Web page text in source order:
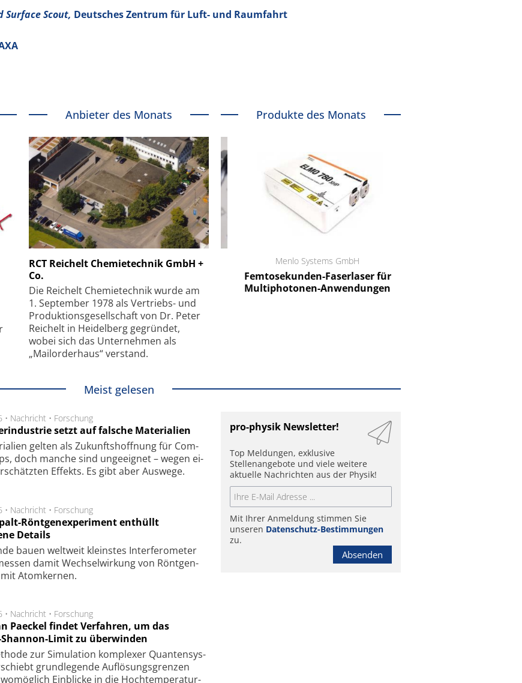
Surface Scout, Deutsches Zentrum für Luft- und Raumfahrt
Anbieter des Monats
RCT Reichelt Chemietechnik GmbH +
Co.
Die Reichelt Chemietechnik wurde am
1. September 1978 als Vertriebs- und
Produktionsgesellschaft von Dr. Peter
Reichelt in Heidelberg gegründet,
wobei sich das Unternehmen als
„Mailorderhaus“ verstand.
Produkte des Monats
SmarAct GmbH
kleinstem Raum
Menlo Systems GmbH
Femtosekunden-Faserlaser für
Multiphotonen-Anwendungen
Meist gelesen
• Nachricht • Forschung
setzt auf falsche Materialien
gel­ten als Zu­kunfts­hoff­nung für Com­
doch man­che sind un­ge­eig­net – we­gen ei­
Ef­fekts. Es gibt aber Aus­we­ge.
• Nachricht • Forschung
Röntgenexperiment enthüllt
Details
bau­en welt­weit kleins­tes In­ter­fe­ro­me­ter
da­mit Wech­sel­wir­kung von Rönt­gen­
Atom­ker­nen.
• Nachricht • Forschung
Paeckel findet Verfahren, um das
Limit zu überwinden
zur Simu­la­tion kom­ple­xer Quan­ten­sys­
grund­le­gen­de Auf­lösungs­gren­zen
Ein­blicke in die Hoch­tempe­ra­tur­
pro-physik Newsletter!
Top Meldungen, exklusive
Stellenangebote und viele weitere
aktuelle Nachrichten aus der Physik!
Mit Ihrer Anmeldung stimmen Sie
unseren Datenschutz-Bestimmungen
zu.
Absenden